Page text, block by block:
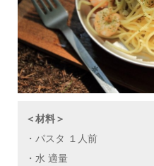
＜材料＞
・パスタ １人前
・水 適量